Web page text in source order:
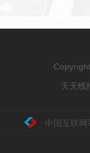
天天线
中国互联